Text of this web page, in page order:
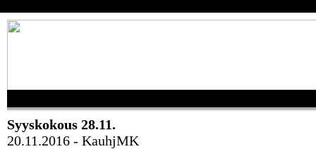
Syyskokous 28.11.
20.11.2016 - KauhjMK